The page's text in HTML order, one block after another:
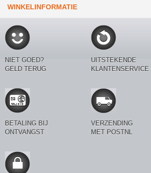
WINKELINFORMATIE
NIET GOED?
GELD TERUG
UITSTEKENDE
KLANTENSERVICE
BETALING BIJ
ONTVANGST
VERZENDING
MET POSTNL